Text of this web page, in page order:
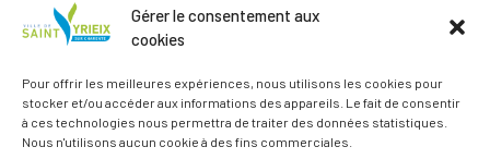
Gérer le consentement aux
cookies
Pour offrir les meilleures expériences, nous utilisons les cookies pour
stocker et/ou accéder aux informations des appareils. Le fait de consentir
à ces technologies nous permettra de traiter des données statistiques.
Nous n'utilisons aucun cookie à des fins commerciales.
JE M'ABONNE
Alternative: